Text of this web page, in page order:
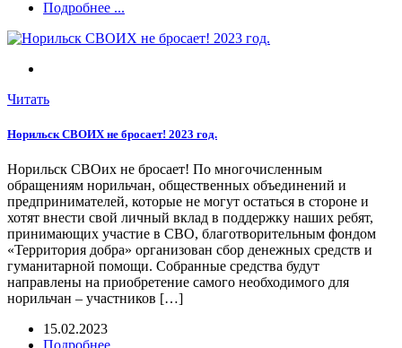
Подробнее ...
Читать
Норильск СВОИХ не бросает! 2023 год.
Норильск СВОих не бросает! По многочисленным
обращениям норильчан, общественных объединений и
предпринимателей, которые не могут остаться в стороне и
хотят внести свой личный вклад в поддержку наших ребят,
принимающих участие в СВО, благотворительным фондом
«Территория добра» организован сбор денежных средств и
гуманитарной помощи. Собранные средства будут
направлены на приобретение самого необходимого для
норильчан – участников […]
15.02.2023